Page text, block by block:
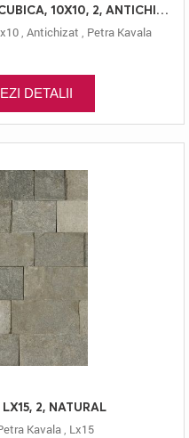
SIST, KAVALA STONE, PIATRA CUBICA, 10X10, 2, ANTICHIZAT
Antichizat Petra Kavala
DETALII
2, NATURAL
Kavala, Lx15